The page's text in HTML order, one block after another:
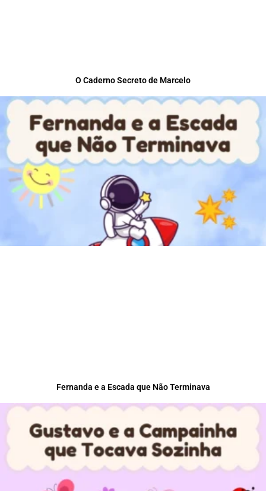
O Caderno Secreto de Marcelo
Fernanda e a Escada que Não Terminava